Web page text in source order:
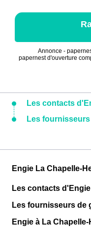
Annonce -
papernest d'ouverture
Les contacts
Les
Engie La Chapelle-
Les contacts
Les fournisseurs de
Engie à La